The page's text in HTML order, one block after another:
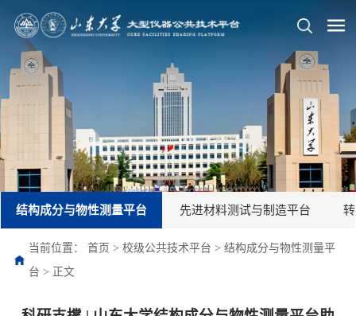
结构成分与物性测量平台 先进材料测试与制造平台
当前位置：首页 >校级公共技术平台 >结构成分与物性测量平
台 > 正文